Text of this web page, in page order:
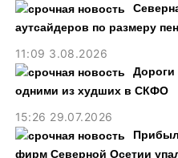
аутсайдеров по размеру
11:09 3.08.2026
Дороги
одними из худших в СКФО
15:26 29.07.2026
фирм Северной Осетии